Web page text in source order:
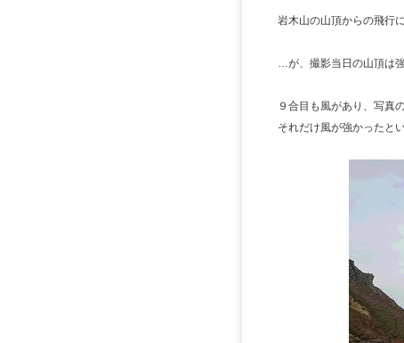
岩木山の山頂からの飛行
…が、撮影当日の山頂は強
９合目も風があり、写真
それだけ風が強かったと